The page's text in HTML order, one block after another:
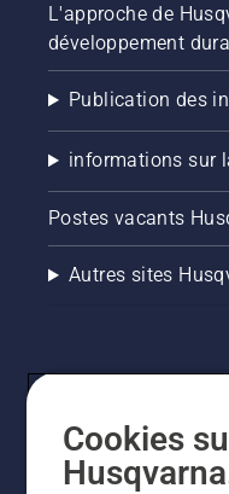
L'approche de
développement
Publication des
informations sur
Postes vacants
Autres sites
Cookies